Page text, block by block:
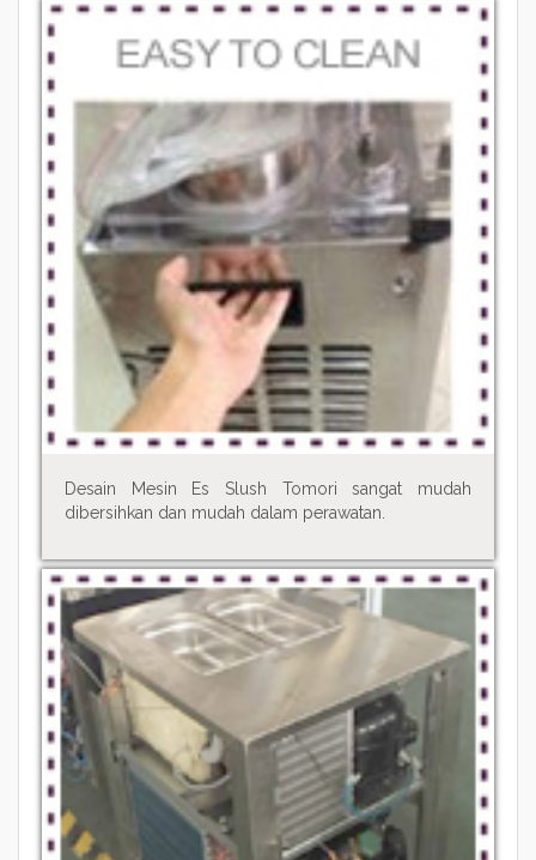
Desain Mesin Es Slush Tomori sangat mudah
dibersihkan dan mudah dalam perawatan.